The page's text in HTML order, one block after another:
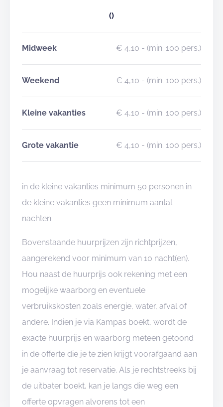
()
Midweek € 4,10 - (min. 100 pers.)
Weekend € 4,10 - (min. 100 pers.)
Kleine vakanties € 4,10 - (min. 100 pers.)
Grote vakantie € 4,10 - (min. 100 pers.)
in de kleine vakanties minimum 50 personen in
de kleine vakanties geen minimum aantal
nachten
Bovenstaande huurprijzen zijn richtprijzen,
aangerekend voor minimum van 10 nacht(en).
Hou naast de huurprijs ook rekening met een
mogelijke waarborg en eventuele
verbruikskosten zoals energie, water, afval of
andere. Indien je via Kampas boekt, wordt de
exacte huurprijs en waarborg meteen getoond
in de offerte die je te zien krijgt voorafgaand aan
je aanvraag tot reservatie. Als je rechtstreeks bij
de uitbater boekt, kan je langs die weg een
offerte opvragen alvorens tot een